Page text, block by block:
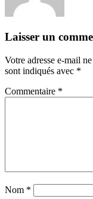
Laisser un
Votre adresse e-mail
sont indiqués avec *
Commentaire *
Nom *